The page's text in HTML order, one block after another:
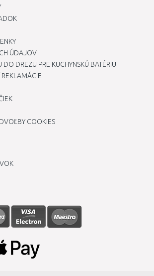
10,5 mm
10,7 mm
10,8 mm
10,9 mm
11,7 mm
11,8 mm
ÚDAJOV
DREZU PRE KUCHYNSKÚ BATÉRIU
COOKIES